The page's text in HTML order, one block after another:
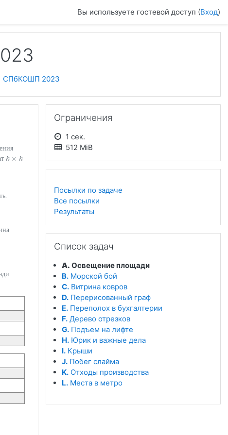
Вы используете гостевой доступ (Вход)
СПбКОШП 2023
k × k
k×k
Ограничения
1 сек.
512 MiB
Посылки по задаче
Все посылки
Результаты
Список задач
A. Освещение площади
B. Морской бой
C. Витрина ковров
D. Перерисованный граф
E. Переполох в бухгалтерии
F. Дерево отрезков
G. Подъем на лифте
H. Юрик и важные дела
I. Крыши
J. Побег слайма
K. Отходы производства
L. Места в метро